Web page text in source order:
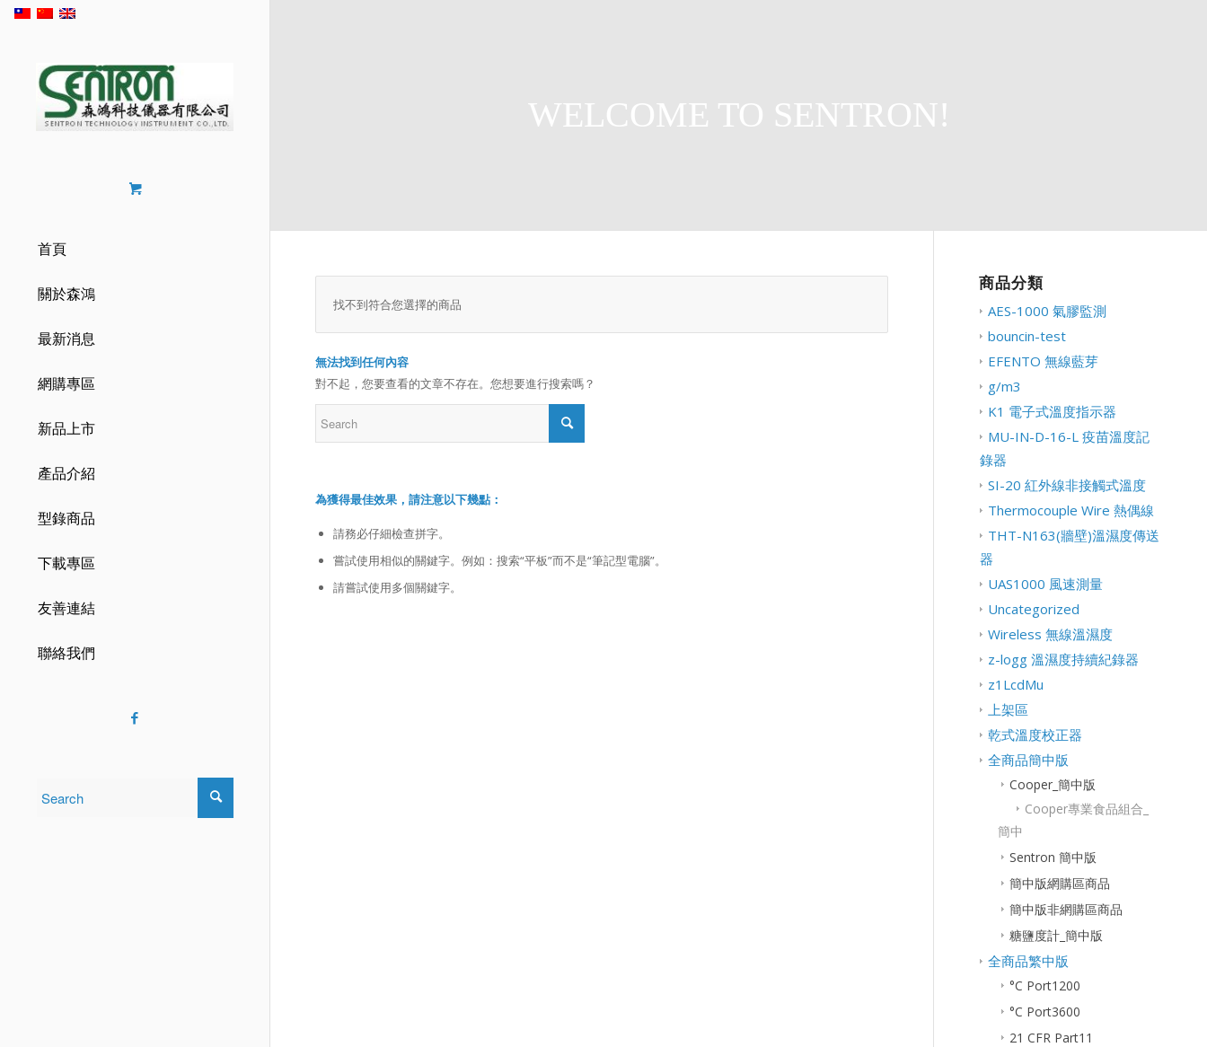
首頁
關於森鴻
最新消息
網購專區
新品上市
產品介紹
型錄商品
下載專區
友善連結
聯絡我們
WELCOME TO SENTRON!
找不到符合您選擇的商品
無法找到任何內容
對不起，您要查看的文章不存在。您想要進行搜索嗎？
為獲得最佳效果，請注意以下幾點：
請務必仔細檢查拼字。
嘗試使用相似的關鍵字。例如：搜索“平板”而不是“筆記型電腦”。
請嘗試使用多個關鍵字。
商品分類
AES-1000 氣膠監測
bouncin-test
EFENTO 無線藍芽
g/m3
K1 電子式溫度指示器
MU-IN-D-16-L 疫苗溫度記
錄器
SI-20 紅外線非接觸式溫度
Thermocouple Wire 熱偶線
THT-N163(牆壁)溫濕度傳送
器
UAS1000 風速測量
Uncategorized
Wireless 無線溫濕度
z-logg 溫濕度持續紀錄器
z1LcdMu
上架區
乾式溫度校正器
全商品簡中版
Cooper_簡中版
Cooper專業食品組合_
簡中
Sentron 簡中版
簡中版網購區商品
簡中版非網購區商品
糖鹽度計_簡中版
全商品繁中版
°C Port1200
°C Port3600
21 CFR Part11